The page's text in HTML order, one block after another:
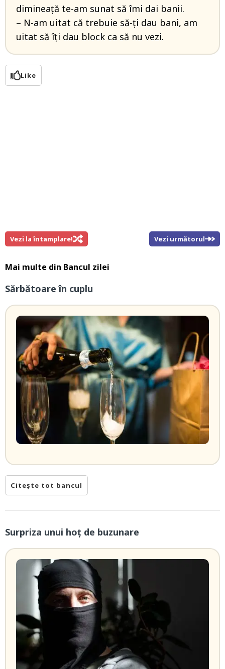
dimineață te-am sunat să îmi dai banii.
– N-am uitat că trebuie să-ți dau bani, am
uitat să îți dau block ca să nu vezi.
Like
Vezi la întamplare! Vezi următorul
Mai multe din Bancul zilei
Sărbătoare în cuplu
Citește tot bancul
Surpriza unui hoţ de buzunare